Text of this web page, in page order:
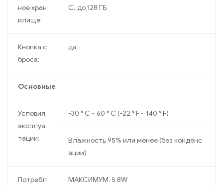
ное хран
илище:
C, до 128 ГБ
Кнопка с
броса:
да
Основные
Условия
эксплуа
тации:
-30 ° C ~ 60 ° C (-22 ° F ~ 140 ° F)
Влажность 95% или менее (без конденс
ации)
Потребл
МАКСИМУМ. 5.8W